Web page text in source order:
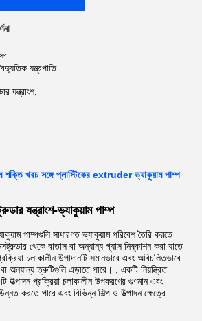
যন্ত্রপাতি
যন্ত্রাংশ,
শক্তি খরচ সঙ্গে প্লাস্টিকের extruder ভ্যাকুয়াম পাম্প
যন্ত্রাংশ-ভ্যাকুয়াম পাম্প
পাম্পগুলি সাধারণত ভ্যাকুয়াম পরিবেশ তৈরি করতে
থেকে বাতাস বা অন্যান্য গ্যাস নিষ্কাশন করা যাতে
চলাকালীন উপাদানটি সমানভাবে এবং অবিচলিতভাবে
অন্যান্য ত্রুটিগুলি এড়াতে পারে। , একটি নিয়ন্ত্রিত
উত্পাদন প্রক্রিয়া চলাকালীন উপকরণের গুণমান এবং
করতে পারে এবং বিভিন্ন শিল্প ও উত্পাদন ক্ষেত্রে